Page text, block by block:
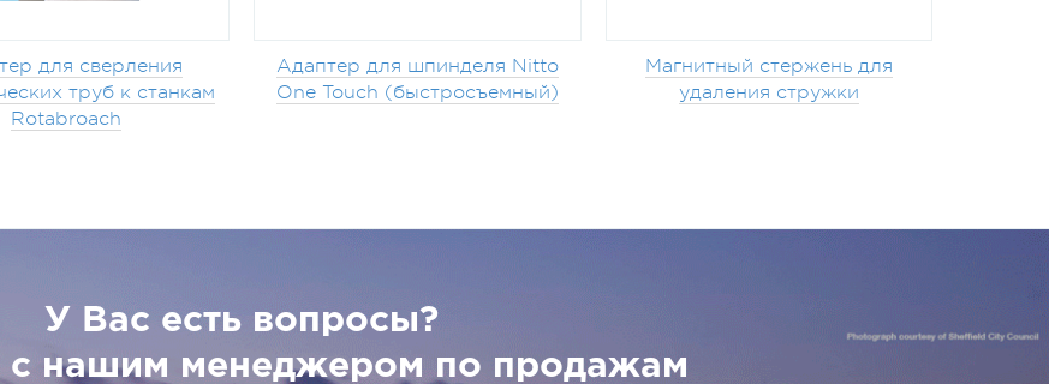
для сверления
труб к станкам
Rotabroach
Адаптер для шпинделя Nitto
One Touch (быстросъемный)
Магнитный стержень для
удаления стружки
У Вас есть вопросы?
с нашим менеджером по продажам